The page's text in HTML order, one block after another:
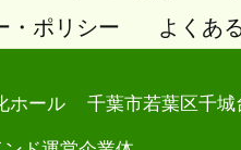
・ポリシー
よくあ
ホール
千葉市若葉区千